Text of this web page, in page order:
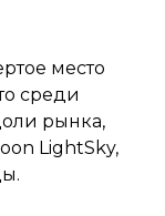
место
среди
рынка,
LightSky,